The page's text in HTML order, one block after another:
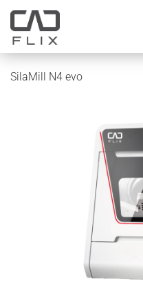
SilaMill N4 evo